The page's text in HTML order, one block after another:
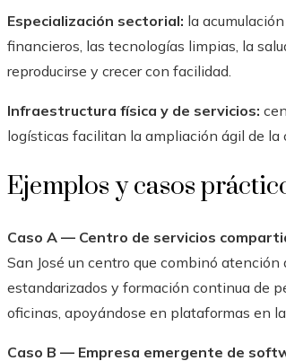
Especialización sectorial: la
financieros, las tecnologías limpias, la
reproducirse y crecer con facilidad.
Infraestructura física y de servicios:
logísticas facilitan la ampliación ágil de la
Ejemplos y casos
Caso A — Centro de servicios
San José un centro que combinó
estandarizados y formación continua de
oficinas, apoyándose en plataformas en
Caso B — Empresa emergente de